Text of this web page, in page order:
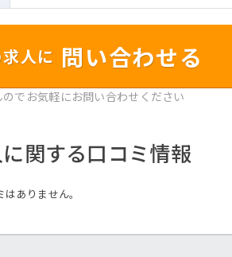
人に 問い合わせる
でお気軽にお問い合わせください
関する口コミ情報
ありません。